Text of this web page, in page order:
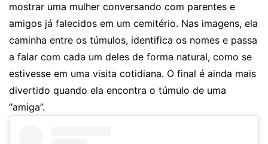
mostrar uma mulher conversando com parentes e
amigos já falecidos em um cemitério. Nas imagens, ela
caminha entre os túmulos, identifica os nomes e passa
a falar com cada um deles de forma natural, como se
estivesse em uma visita cotidiana. O final é ainda mais
divertido quando ela encontra o túmulo de uma
“amiga”.